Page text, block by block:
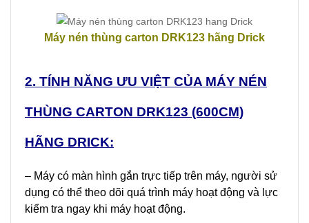
Máy nén thùng carton DRK123 hãng Drick
2. TÍNH NĂNG ƯU VIỆT CỦA MÁY NÉN
THÙNG CARTON DRK123 (600CM)
HÃNG DRICK:
– Máy có màn hình gắn trực tiếp trên máy, người sử
dụng có thể theo dõi quá trình máy hoạt động và lực
kiểm tra ngay khi máy hoạt động.